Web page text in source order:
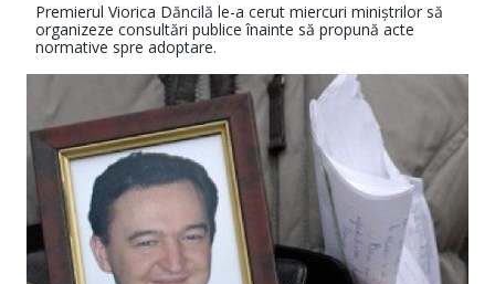
Premierul Viorica Dăncilă le-a cerut miercuri miniștrilor să
organizeze consultări publice înainte să propună acte
normative spre adoptare.